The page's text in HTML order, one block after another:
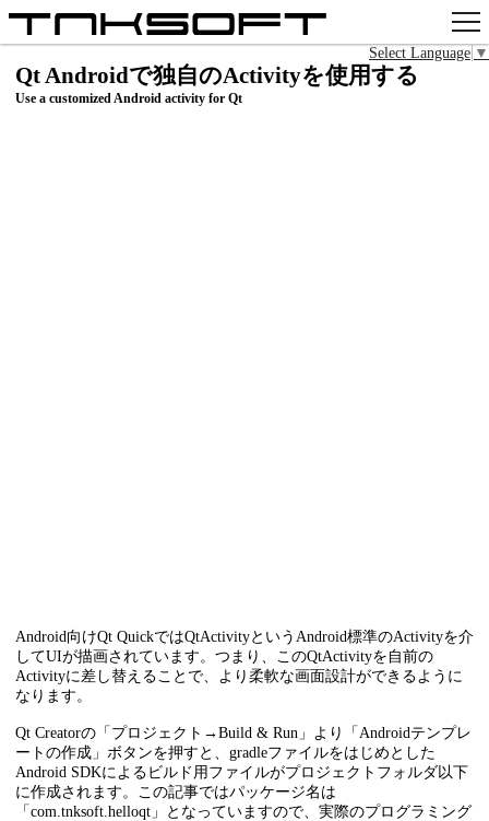
アプリ
x
Select Language ▼
Qt Androidで独自のActivityを使用する
Use a customized Android activity for Qt
Android向けQt QuickではQtActivityというAndroid標準のActivityを介
してUIが描画されています。つまり、このQtActivityを自前の
Activityに差し替えることで、より柔軟な画面設計ができるように
なります。
Qt Creatorの「プロジェクト→Build & Run」より「Androidテンプレ
ートの作成」ボタンを押すと、gradleファイルをはじめとした
Android SDKによるビルド用ファイルがプロジェクトフォルダ以下
に作成されます。この記事ではパッケージ名は
「com.tnksoft.helloqt」となっていますので、実際のプログラミング